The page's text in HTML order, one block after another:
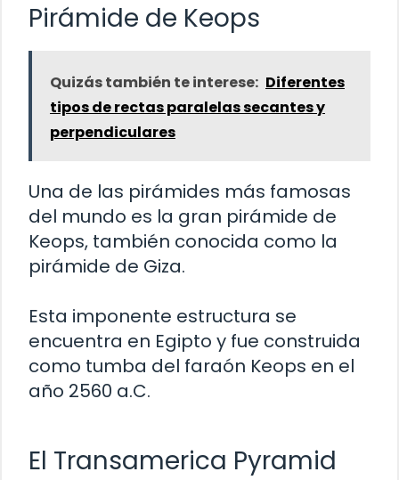
Pirámide de Keops
Quizás también te interese: Diferentes
tipos de rectas paralelas secantes y
perpendiculares
Una de las pirámides más famosas
del mundo es la gran pirámide de
Keops, también conocida como la
pirámide de Giza.
Esta imponente estructura se
encuentra en Egipto y fue construida
como tumba del faraón Keops en el
año 2560 a.C.
El Transamerica Pyramid